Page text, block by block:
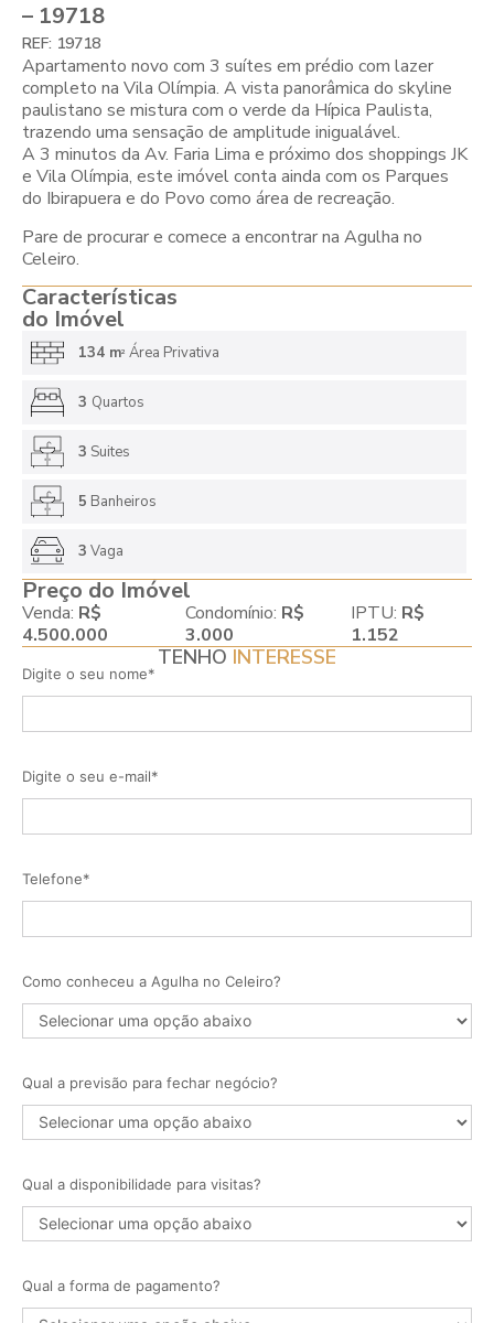
– 19718
REF: 19718
Apartamento novo com 3 suítes em prédio com lazer
completo na Vila Olímpia. A vista panorâmica do skyline
paulistano se mistura com o verde da Hípica Paulista,
trazendo uma sensação de amplitude inigualável.
A 3 minutos da Av. Faria Lima e próximo dos shoppings JK
e Vila Olímpia, este imóvel conta ainda com os Parques
do Ibirapuera e do Povo como área de recreação.
Pare de procurar e comece a encontrar na Agulha no
Celeiro.
Características
do Imóvel
134 m2 Área Privativa
3 Quartos
3 Suites
5 Banheiros
3 Vaga
Preço do Imóvel
Venda: R$
4.500.000
Condomínio: R$
3.000
IPTU: R$
1.152
TENHO INTERESSE
Digite o seu nome*
Digite o seu e-mail*
Telefone*
Como conheceu a Agulha no Celeiro?
Qual a previsão para fechar negócio?
Qual a disponibilidade para visitas?
Qual a forma de pagamento?